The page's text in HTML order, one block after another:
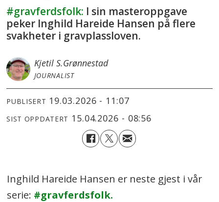
#gravferdsfolk: I sin masteroppgave
peker Inghild Hareide Hansen på flere
svakheter i gravplassloven.
Kjetil S.Grønnestad
JOURNALIST
PUBLISERT 19.03.2026 - 11:07
SIST OPPDATERT 15.04.2026 - 08:56
Inghild Hareide Hansen er neste gjest i vår
serie: #gravferdsfolk.